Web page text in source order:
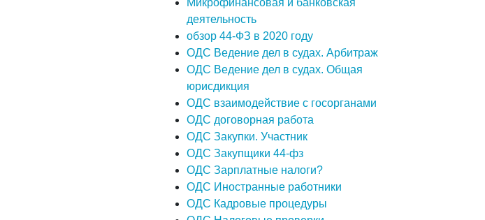
Микрофинансовая и банковская
деятельность
обзор 44-ФЗ в 2020 году
ОДС Ведение дел в судах. Арбитраж
ОДС Ведение дел в судах. Общая
юрисдикция
ОДС взаимодействие с госорганами
ОДС договорная работа
ОДС Закупки. Участник
ОДС Закупщики 44-фз
ОДС Зарплатные налоги?
ОДС Иностранные работники
ОДС Кадровые процедуры